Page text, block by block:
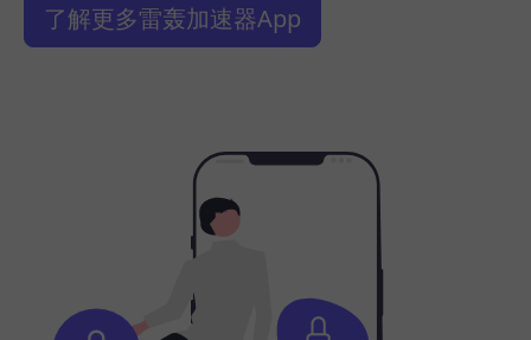
了解更多雷轰加速器App